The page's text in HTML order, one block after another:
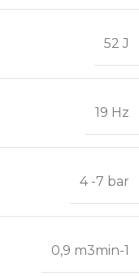
52 J
19 Hz
4 -7 bar
0,9 m3min-1